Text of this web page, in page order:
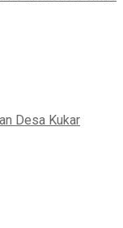
Desa Kukar